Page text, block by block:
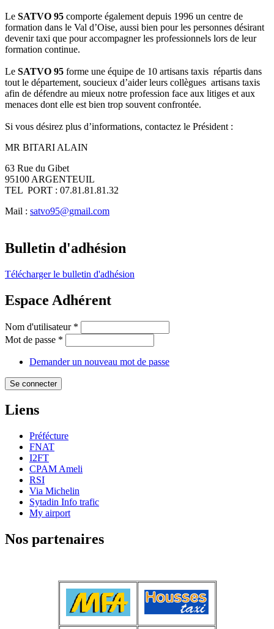
Le SATVO 95 comporte également depuis 1996 un centre de
formation dans le Val d’Oise, aussi bien pour les personnes désirant
devenir taxi que pour accompagner les professionnels lors de leur
formation continue.
Le SATVO 95 forme une équipe de 10 artisans taxis répartis dans
tout le département, soucieux d’aider leurs collègues artisans taxis
afin de défendre au mieux notre profession face aux litiges et aux
menaces dont elle est bien trop souvent confrontée.
Si vous désirez plus d’informations, contactez le Président :
MR BITARI ALAIN
63 Rue du Gibet
95100 ARGENTEUIL
TEL PORT : 07.81.81.81.32
Mail : satvo95@gmail.com
Bulletin d'adhésion
Télécharger le bulletin d'adhésion
Espace Adhérent
Nom d'utilisateur *
Mot de passe *
Demander un nouveau mot de passe
Liens
Préfécture
FNAT
I2FT
CPAM Ameli
RSI
Via Michelin
Sytadin Info trafic
My airport
Nos partenaires